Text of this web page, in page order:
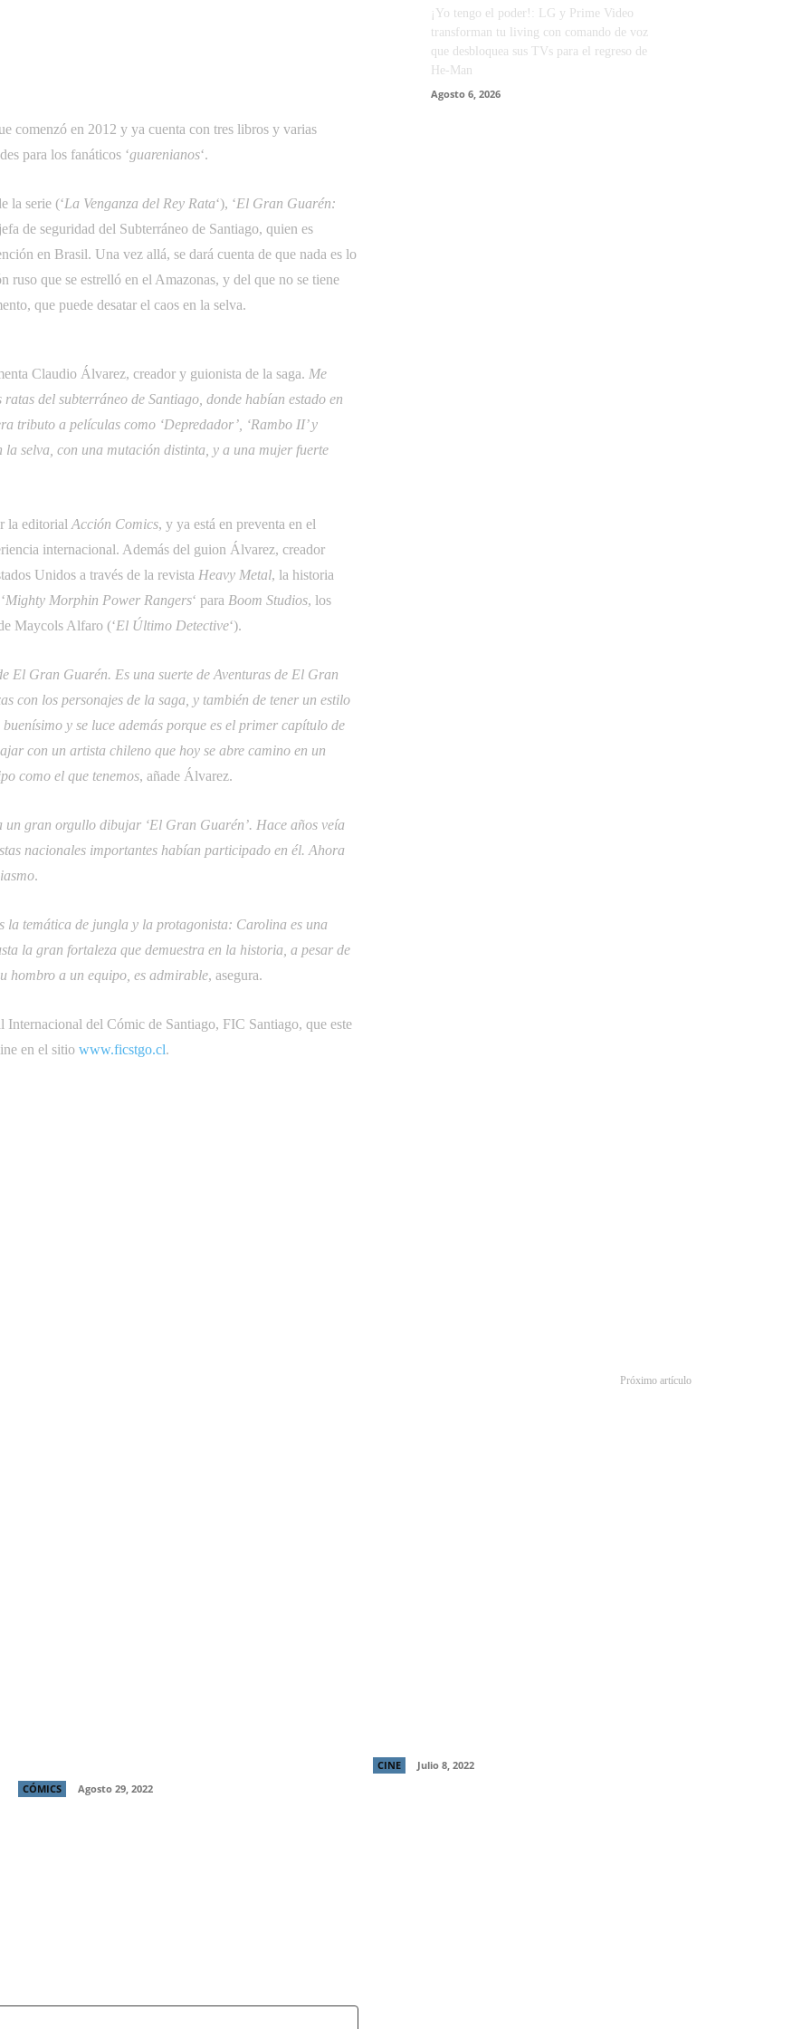
comenzó en 2012 y ya cuenta con tres libros y varias
para los fanáticos ‘guarenianos‘.
la serie (‘La Venganza del Rey Rata‘), ‘El Gran Guarén:
de seguridad del Subterráneo de Santiago, quien es
en Brasil. Una vez allá, se dará cuenta de que nada es lo
ruso que se estrelló en el Amazonas, y del que no se tiene
que puede desatar el caos en la selva.
Claudio Álvarez, creador y guionista de la saga.  Me
del subterráneo de Santiago, donde habían estado en
tributo a películas como ‘Depredador’, ‘Rambo II’ y
la selva, con una mutación distinta, y a una mujer fuerte
la editorial Acción Comics, y ya está en preventa en el
internacional. Además del guion Álvarez, creador
Unidos a través de la revista Heavy Metal, la historia
Mighty Morphin Power Rangers‘ para Boom Studios, los
Maycols Alfaro (‘El Último Detective‘).
Gran Guarén. Es una suerte de Aventuras de El Gran
con los personajes de la saga, y también de tener un estilo
y se luce además porque es el primer capítulo de
con un artista chileno que hoy se abre camino en un
como el que tenemos, añade Álvarez.
un gran orgullo dibujar ‘El Gran Guarén’. Hace años veía
nacionales importantes habían participado en él. Ahora
.
la temática de jungla y la protagonista: Carolina es una
la gran fortaleza que demuestra en la historia, a pesar de
hombro a un equipo, es admirable, asegura.
del Cómic de Santiago, FIC Santiago, que este
en el sitio www.ficstgo.cl.
¡Yo tengo el poder!: LG y Prime Video
transforman tu living con comando de voz
que desbloquea sus TVs para el regreso de
He-Man
Agosto 6, 2026
Próximo artículo
CÓMICS Agosto 29, 2022
CINE Julio 8, 2022